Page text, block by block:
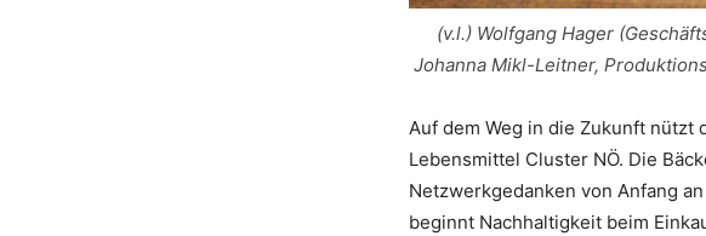
(v.l.) Wolfgang Hager
Johanna Mikl-Leitner,
Auf dem Weg in die Zukunft nützt
Lebensmittel Cluster NÖ. Die
Netzwerkgedanken von Anfang
beginnt Nachhaltigkeit beim